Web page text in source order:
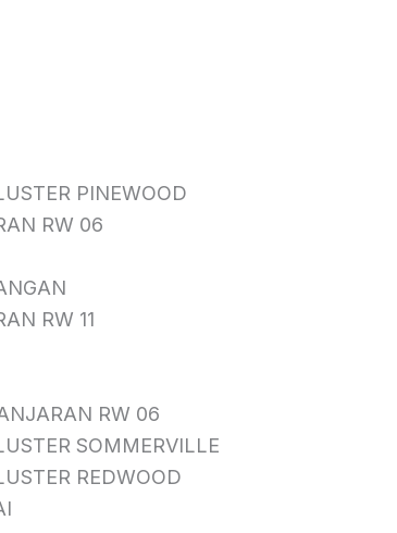
PINEWOOD
RW 06
RW 11
RW 06
SOMMERVILLE
REDWOOD